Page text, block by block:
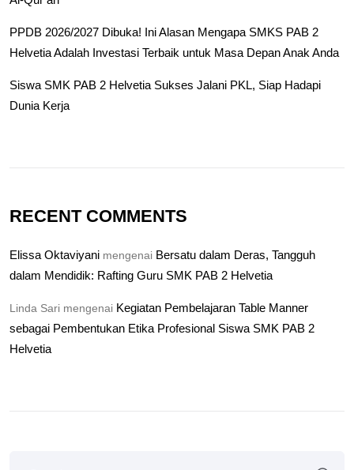
PPDB 2026/2027 Dibuka! Ini Alasan Mengapa SMKS PAB 2
Helvetia Adalah Investasi Terbaik untuk Masa Depan Anak Anda
Siswa SMK PAB 2 Helvetia Sukses Jalani PKL, Siap Hadapi
Dunia Kerja
RECENT COMMENTS
Elissa Oktaviyani mengenai Bersatu dalam Deras, Tangguh
dalam Mendidik: Rafting Guru SMK PAB 2 Helvetia
Linda Sari mengenai Kegiatan Pembelajaran Table Manner
sebagai Pembentukan Etika Profesional Siswa SMK PAB 2
Helvetia